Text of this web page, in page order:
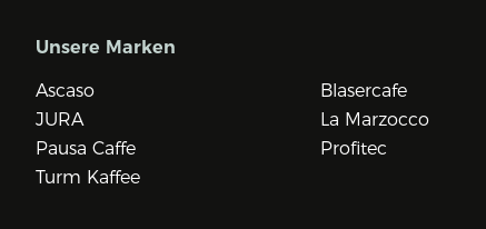
Unsere Marken
Ascaso Blasercafe
JURA
La Marzocco
Pausa Caffe
Profitec
Turm Kaffee